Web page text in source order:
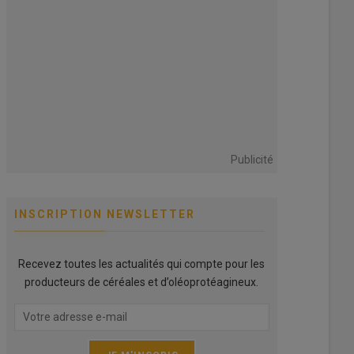
Publicité
INSCRIPTION NEWSLETTER
Recevez toutes les actualités qui compte pour les
producteurs de céréales et d’oléoprotéagineux.